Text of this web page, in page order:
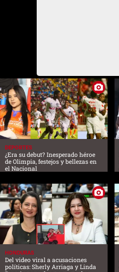
DEPORTES
¿Era su debut? Inesperado héroe
de Olimpia, festejos y bellezas en
el Nacional
HONDURAS
Del video viral a acusaciones
políticas: Sherly Arriaga y Linda